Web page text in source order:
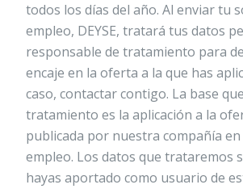
todos los días del año. Al enviar tu
empleo, DEYSE, tratará tus datos
responsable de tratamiento para
encaje en la oferta a la que has
caso, contactar contigo. La base
tratamiento es la aplicación a la
publicada por nuestra compañía
empleo. Los datos que trataremos
hayas aportado como usuario de